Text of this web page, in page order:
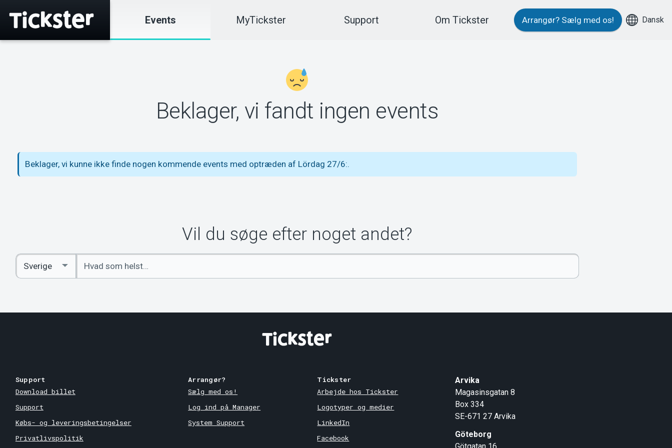
Events MyTickster Support Om Tickster Arrangør? Sælg med os! Dansk
Beklager, vi fandt ingen events
Beklager, vi kunne ikke finde nogen kommende events med optræden af Lördag 27/6:.
Vil du søge efter noget andet?
Indtast
søgeord
Select
Country
Support
Download billet
Support
Købs- og leveringsbetingelser
Privatlivspolitik
Arrangør?
Sælg med os!
Log ind på Manager
System Support
Tickster
Arbejde hos Tickster
Logotyper og medier
LinkedIn
Facebook
Arvika
Magasinsgatan 8
Box 334
SE-671 27 Arvika
Göteborg